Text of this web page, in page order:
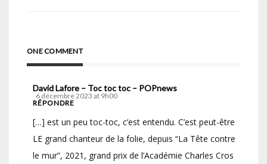
ONE COMMENT
David Lafore – Toc toc toc – POPnews
6 décembre 2023 at 9h00
RÉPONDRE
[…] est un peu toc-toc, c’est entendu. C’est peut-être
LE grand chanteur de la folie, depuis “La Tête contre
le mur”, 2021, grand prix de l’Académie Charles Cros